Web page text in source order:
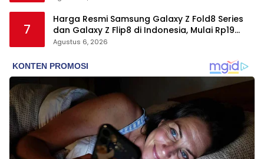
7
Harga Resmi Samsung Galaxy Z Fold8 Series
dan Galaxy Z Flip8 di Indonesia, Mulai Rp19
Jutaan
Agustus 6, 2026